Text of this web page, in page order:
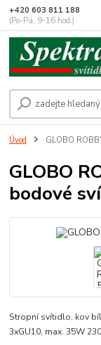
+420 603 811 188
(Po-Pá, 9-16 hod.)
Úvod GLOBO
GLOBO
bodové
Stropní svítidlo, kov
3xGU10, max. 35W